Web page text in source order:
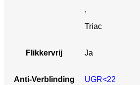
,
Triac
Flikkervrij Ja
Anti-Verblinding UGR<22